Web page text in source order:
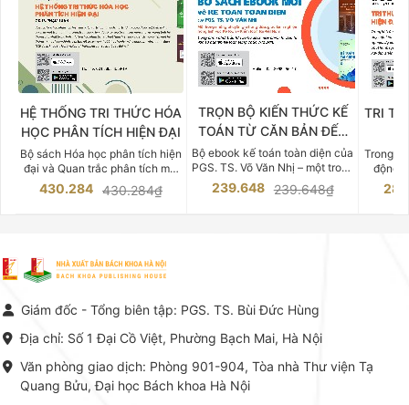
HỆ THỐNG TRI THỨC HÓA
HỌC PHÂN TÍCH HIỆN ĐẠI
Bộ sách Hóa học phân tích hiện
đại và Quan trắc phân tích môi
trường của Cố Giáo sư, Tiến sĩ
Phạm Luận là một trong những
vực Hóa học phân tích tại Việt
Nam hiện nay. Bộ sách mang
đến một hệ thống tri thức hoàn
thuật thực hành -> Ứng dụng
chuyên ngành, được NXB Bách
khoa Hà Nội ấn hành cả hai
phiên bản sách giấy và điện tử.
430.284 430.284₫
TRỌN BỘ KIẾN THỨC KẾ
TOÁN TỪ CĂN BẢN ĐẾN
CHUYÊN SÂU
Bộ ebook kế toán toàn diện của
PGS. TS. Võ Văn Nhị – một trong
những chuyên gia hàng đầu,
giàu kinh nghiệm trong lĩnh vực
239.648 239.648₫
TRI
Trong
động
việc
tế và
tín trong
lý. Các
Giám đốc - Tổng biên tập: PGS. TS. Bùi Đức Hùng
Địa chỉ: Số 1 Đại Cồ Việt, Phường Bạch Mai, Hà Nội
Văn phòng giao dịch: Phòng 901-904, Tòa nhà Thư viện Tạ
Quang Bửu, Đại học Bách khoa Hà Nội